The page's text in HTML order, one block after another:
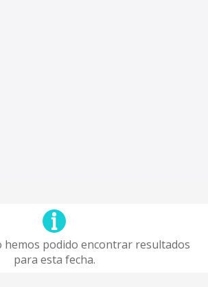
hemos podido encontrar resultados
para esta fecha.